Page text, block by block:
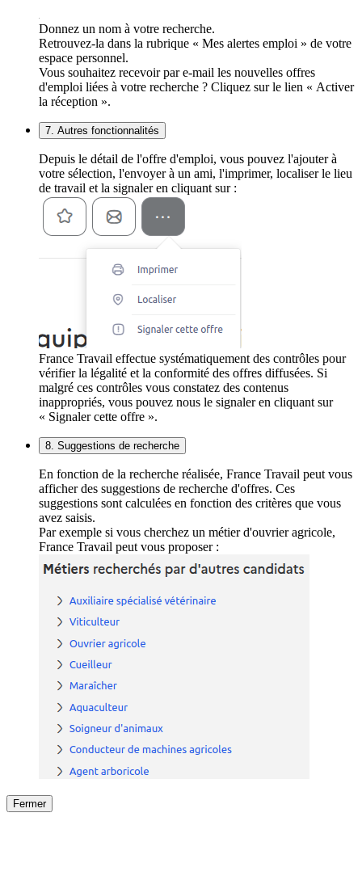
Donnez un nom à votre recherche.
Retrouvez-la dans la rubrique « Mes alertes emploi » de votre
espace personnel.
Vous souhaitez recevoir par e-mail les nouvelles offres
d'emploi liées à votre recherche ? Cliquez sur le lien « Activer
la réception ».
7. Autres fonctionnalités
Depuis le détail de l'offre d'emploi, vous pouvez l'ajouter à
votre sélection, l'envoyer à un ami, l'imprimer, localiser le lieu
de travail et la signaler en cliquant sur :
France Travail effectue systématiquement des contrôles pour
vérifier la légalité et la conformité des offres diffusées. Si
malgré ces contrôles vous constatez des contenus
inappropriés, vous pouvez nous le signaler en cliquant sur
« Signaler cette offre ».
8. Suggestions de recherche
En fonction de la recherche réalisée, France Travail peut vous
afficher des suggestions de recherche d'offres. Ces
suggestions sont calculées en fonction des critères que vous
avez saisis.
Par exemple si vous cherchez un métier d'ouvrier agricole,
France Travail peut vous proposer :
Fermer